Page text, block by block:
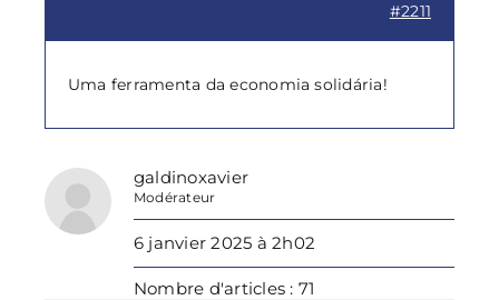
#2211
Uma ferramenta da economia solidária!
galdinoxavier
Modérateur
6 janvier 2025 à 2h02
Nombre d'articles : 71